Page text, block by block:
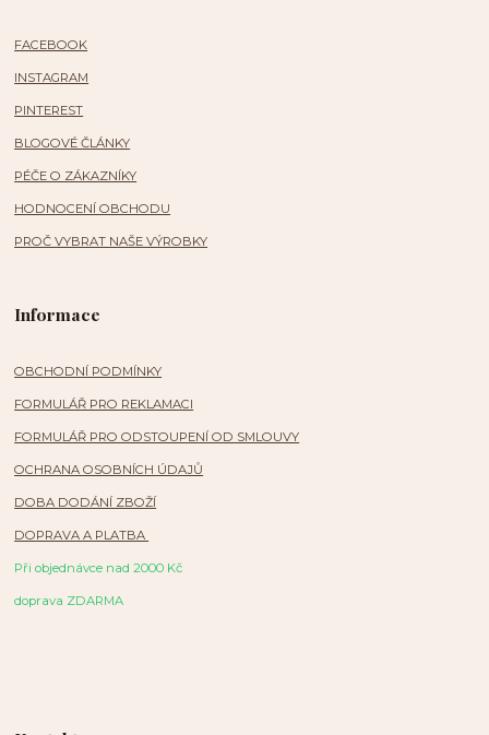
FACEBOOK
INSTAGRAM
PINTEREST
BLOGOVÉ ČLÁNKY
PÉČE O ZÁKAZNÍKY
HODNOCENÍ OBCHODU
PROČ VYBRAT NAŠE VÝROBKY
Informace
OBCHODNÍ PODMÍNKY
FORMULÁŘ PRO REKLAMACI
FORMULÁŘ PRO ODSTOUPENÍ OD SMLOUVY
OCHRANA OSOBNÍCH ÚDAJŮ
DOBA DODÁNÍ ZBOŽÍ
DOPRAVA A PLATBA
Při objednávce nad 2000 Kč
doprava ZDARMA